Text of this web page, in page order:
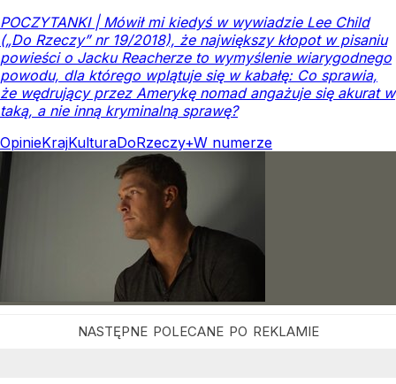
POCZYTANKI | Mówił mi kiedyś w wywiadzie Lee Child
(„Do Rzeczy” nr 19/2018), że największy kłopot w pisaniu
powieści o Jacku Reacherze to wymyślenie wiarygodnego
powodu, dla którego wplątuje się w kabałę: Co sprawia,
że wędrujący przez Amerykę nomad angażuje się akurat w
taką, a nie inną kryminalną sprawę?
OpinieKrajKulturaDoRzeczy+W numerze